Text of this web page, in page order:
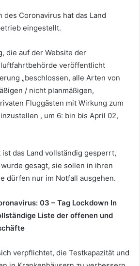
des Coronavirus hat das Land
eingestellt.
die auf der Website der
veröffentlicht
„beschlossen, alle Arten von
/ nicht planmäßigen,
Fluggästen mit Wirkung zum
, um 6: bin bis April 02,
das Land vollständig gesperrt,
gesagt, sie sollen in ihren
dürfen nur im Notfall ausgehen.
03 – Tag Lockdown In
Liste der offenen und
verpflichtet, die Testkapazität und